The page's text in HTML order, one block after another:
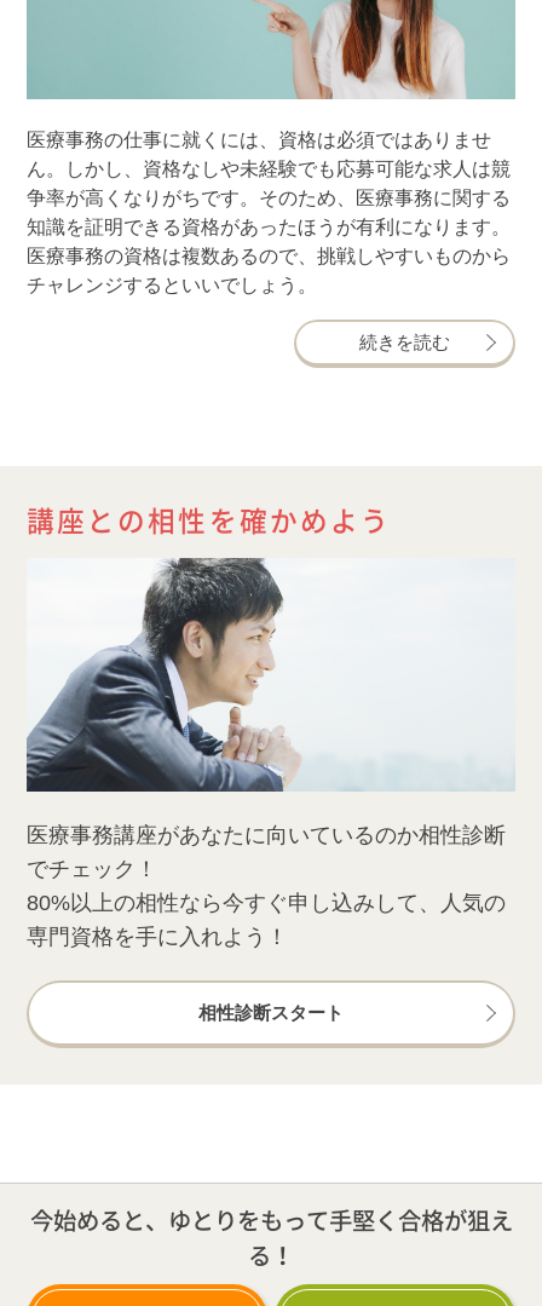
医療事務の仕事に就くには、資格は必須ではありませ
ん。しかし、資格なしや未経験でも応募可能な求人は競
争率が高くなりがちです。そのため、医療事務に関する
知識を証明できる資格があったほうが有利になります。
医療事務の資格は複数あるので、挑戦しやすいものから
チャレンジするといいでしょう。
続きを読む
講座との相性を確かめよう
医療事務講座があなたに向いているのか相性診断
でチェック！
80%以上の相性なら今すぐ申し込みして、人気の
専門資格を手に入れよう！
相性診断スタート
今始めると、ゆとりをもって手堅く合格が狙え
る！